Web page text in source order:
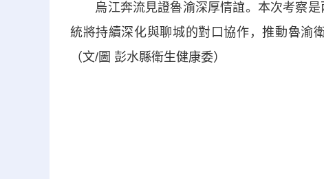
烏江奔流見證魯渝深厚情誼。本次考察是
統將持續深化與聊城的對口協作，推動魯渝
（文/圖 彭水縣衛生健康委）